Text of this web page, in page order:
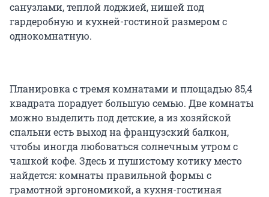
санузлами, теплой лоджией, нишей под
гардеробную и кухней-гостиной размером с
однокомнатную.
Планировка с тремя комнатами и площадью 85,4
квадрата порадует большую семью. Две комнаты
можно выделить под детские, а из хозяйской
спальни есть выход на французский балкон,
чтобы иногда любоваться солнечным утром с
чашкой кофе. Здесь и пушистому котику место
найдется: комнаты правильной формы с
грамотной эргономикой, а кухня-гостиная